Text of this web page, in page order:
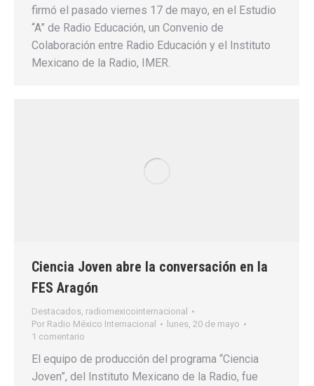
firmó el pasado viernes 17 de mayo, en el Estudio
“A” de Radio Educación, un Convenio de
Colaboración entre Radio Educación y el Instituto
Mexicano de la Radio, IMER.
Ciencia Joven abre la conversación en la
FES Aragón
Destacados radiomexicointernacional
Por Radio México Internacional
lunes, 20 de mayo
1 comentario
El equipo de producción del programa “Ciencia
Joven”, del Instituto Mexicano de la Radio, fue